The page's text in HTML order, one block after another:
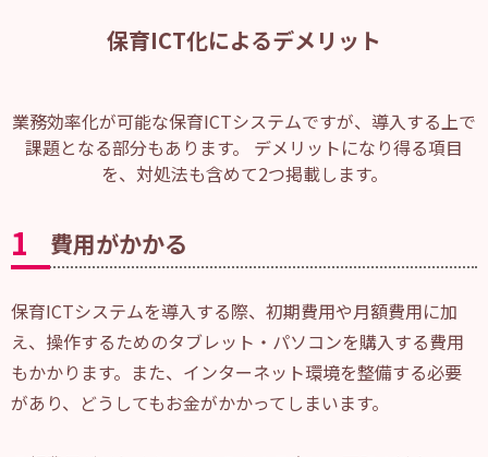
保育ICT化によるデメリット
業務効率化が可能な保育ICTシステムですが、導入する上で
課題となる部分もあります。 デメリットになり得る項目
を、対処法も含めて2つ掲載します。
1 費用がかかる
保育ICTシステムを導入する際、初期費用や月額費用に加
え、操作するためのタブレット・パソコンを購入する費用
もかかります。また、インターネット環境を整備する必要
があり、どうしてもお金がかかってしまいます。